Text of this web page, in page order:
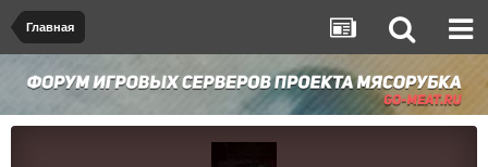
Главная